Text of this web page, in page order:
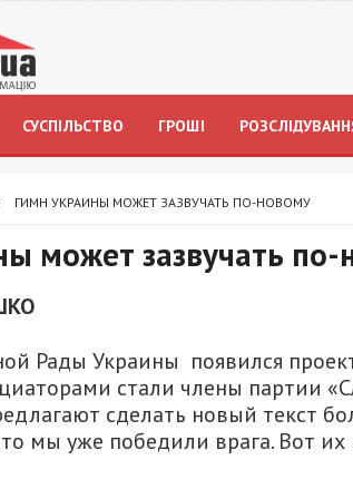
СУСПІЛЬСТВО ГРОШІ
ГИМН УКРАИНЫ МОЖЕТ ЗАЗВУЧАТЬ ПО-НОВОМУ
может зазвучать
Рады Украины появился
стали члены партии
сделать новый текст
мы уже победили врага. Вот их